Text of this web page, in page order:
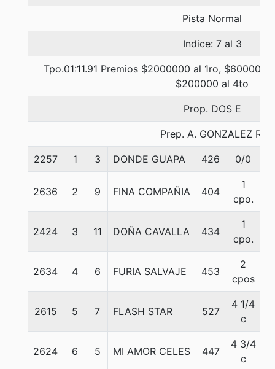
Pista Normal
Indice: 7 al 3
Tpo.01:11.91 Premios $2000000 al 1ro,
$200000 al 4to
Prop. DOS E
Prep. A. GONZALEZ R.
2257 1 3 DONDE GUAPA 426 0/0
2636 2 9 FINA COMPAÑIA 404
1
cpo.
2424 3 11 DOÑA CAVALLA 434
1
cpo.
2634 4 6 FURIA SALVAJE 453
2
cpos
2615 5 7 FLASH STAR 527
4 1/4
c
2624 6 5 MI AMOR CELES 447
4 3/4
c